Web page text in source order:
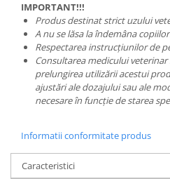
IMPORTANT!!!
Produs destinat strict uzului
A nu se lăsa la îndemâna
Respectarea instrucțiunilor de
Consultarea medicului
prelungirea utilizării acestui
ajustări ale dozajului sau ale
necesare în funcție de starea
Informatii conformitate produs
Caracteristici